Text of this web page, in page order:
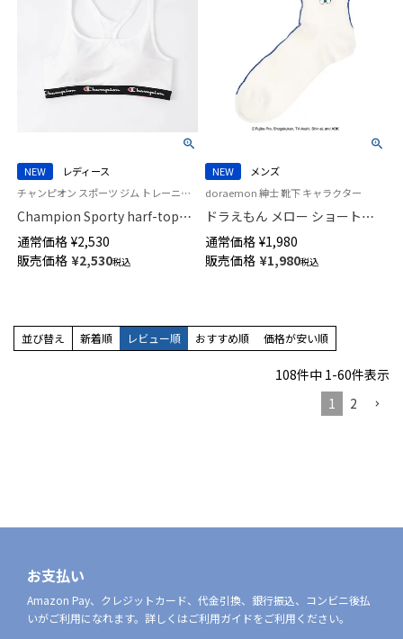
NEW
レディース
チャンピオン スポーツ ジム トレーニングウェア 女性 アンダーウェア ブランド
Champion Sporty harf-top
brassiere スポーツブラ ウィメ
ンズ 95451001
通常価格 ¥2,530
販売価格 ¥2,530税込
NEW
メンズ
doraemon 紳士 靴下 キャラクター
ドラえもん メロー ショート丈
カジュアル ソックス メンズ
02462204
通常価格 ¥1,980
販売価格 ¥1,980税込
並び替え 新着順 レビュー順 おすすめ順 価格が安い順
108件中 1-60件表示
1
2
お支払い
Amazon Pay、クレジットカード、代金引換、銀行振込、コンビニ後払
いがご利用になれます。詳しくはご利用ガイドをご利用ください。